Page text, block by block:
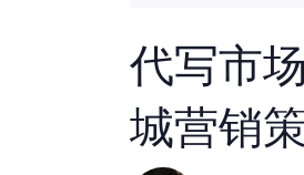
代写市
城营销